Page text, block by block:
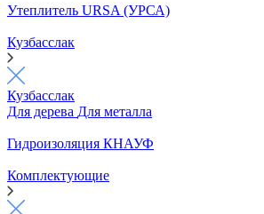
Утеплитель URSA (УРСА)
Кузбасслак
Кузбасслак
Для дерева Для металла
Гидроизоляция КНАУФ
Комплектующие